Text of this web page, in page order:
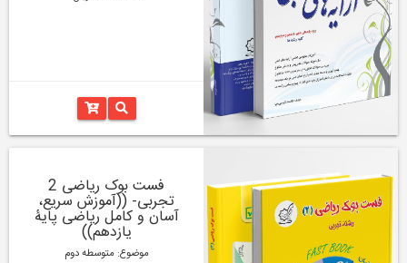
فست بوک ریاضی 2
تجربی- ((آموزش سریع،
آسان و کامل ریاضی پایۀ
یازدهم))
موضوع: متوسطه دوم